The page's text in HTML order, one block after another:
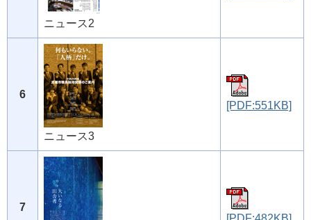
ニュース2
6
ニュース3
[PDF:551KB]
7